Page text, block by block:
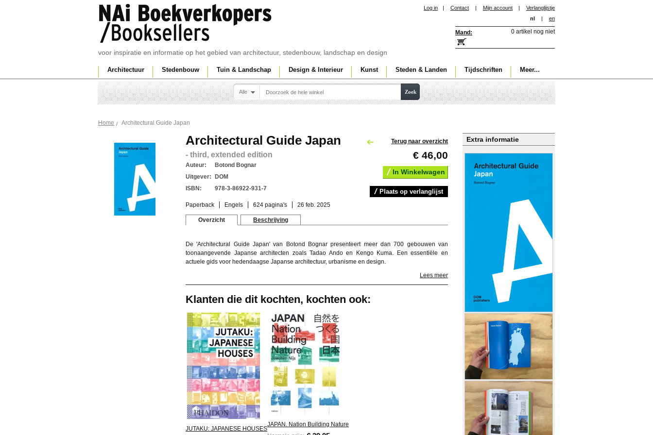
voor inspiratie en informatie op het gebied van architectuur, stedenbouw, landschap en design
Log in | Contact | Mijn account |
Verlanglijstje
nl
| en
Mand: 0 artikel nog niet
Architectuur Stedenbouw Tuin & Landschap Design & Interieur Kunst Steden & Landen Tijdschriften Meer...
Alle Zoek
Home Architectural Guide Japan
Extra informatie
Terug naar overzicht
€ 46,00
In Winkelwagen
Plaats op verlanglijst
Architectural Guide Japan
- third, extended edition
Auteur:
Botond Bognar
Uitgever:
DOM
ISBN:
978-3-86922-931-7
Paperback Engels 624 pagina's 26 feb. 2025
Overzicht Beschrijving
De 'Architectural Guide Japan' van Botond Bognar presenteert meer dan 700 gebouwen van
toonaangevende Japanse architecten zoals Tadao Ando en Kengo Kuma. Een essentiële en
actuele gids voor hedendaagse Japanse architectuur, urbanisme en design.
Lees meer
Klanten die dit kochten, kochten ook:
JUTAKU: JAPANESE HOUSES
JAPAN. Nation Building Nature